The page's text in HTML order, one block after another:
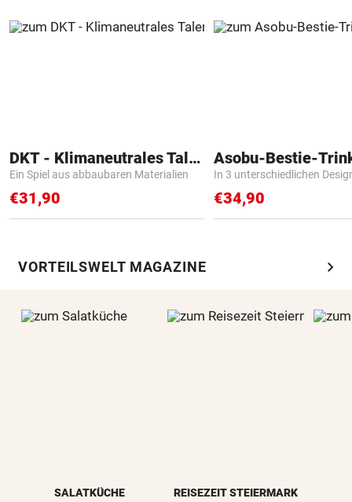
DKT - Klimaneutrales Talent
Ein Spiel aus abbaubaren Materialien
€31,90
Asobu-Bestie-
In 3 unterschiedlichen
€34,90
VORTEILSWELT MAGAZINE chevron_right
SALATKÜCHE REISEZEIT STEIERMARK